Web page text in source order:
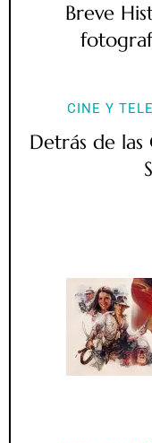
Breve
CINE Y
Detrás de las